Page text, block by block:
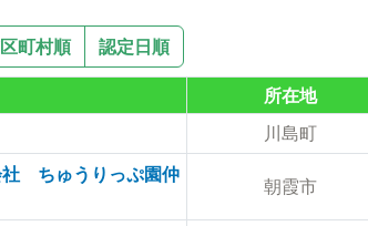
町村順 認定日順
所在地
川島町
社 ちゅうりっぷ園仲
朝霞市